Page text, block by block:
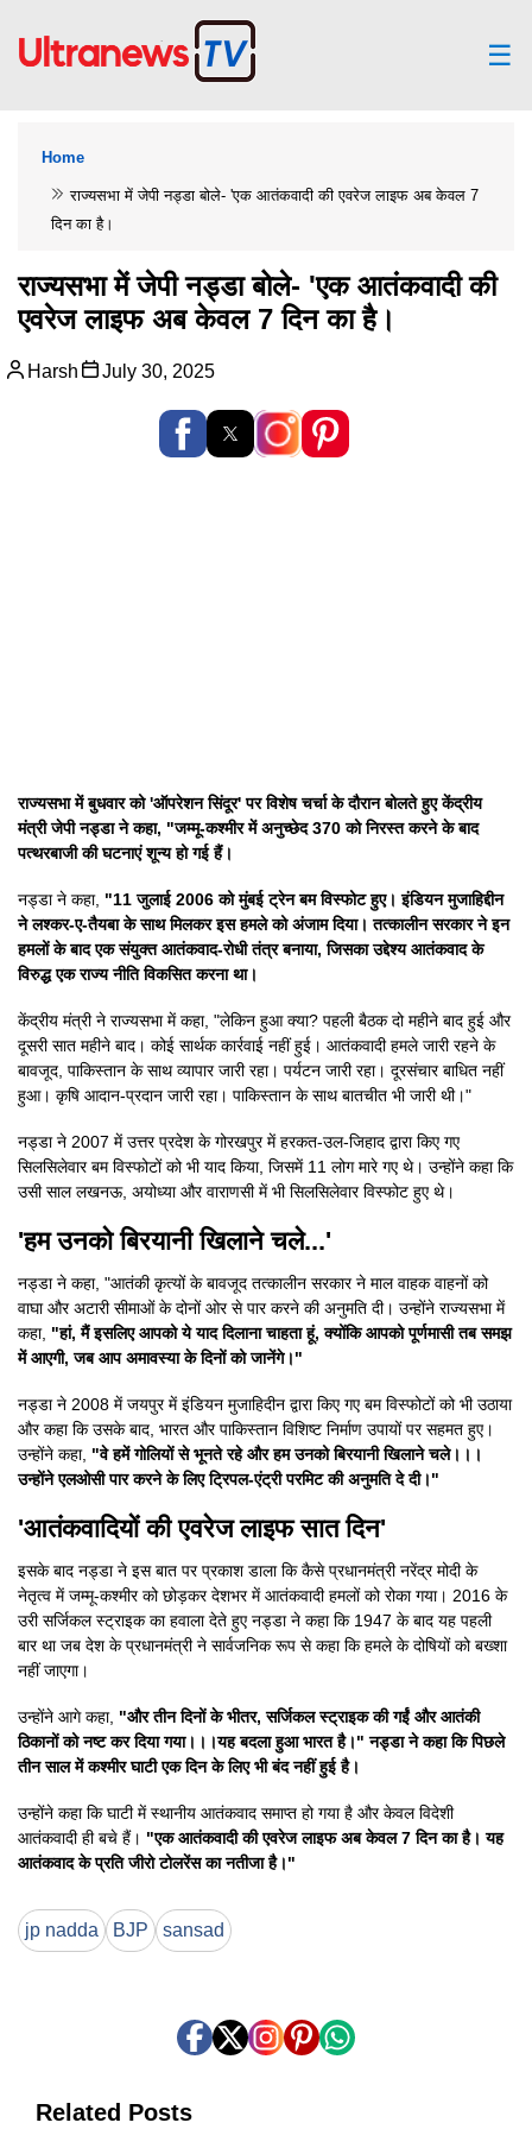
☰
Home
राज्यसभा में जेपी नड्डा बोले- 'एक आतंकवादी की एवरेज लाइफ अब केवल 7
दिन का है।
राज्यसभा में जेपी नड्डा बोले- 'एक आतंकवादी की
एवरेज लाइफ अब केवल 7 दिन का है।
Harsh July 30, 2025
राज्यसभा में बुधवार को 'ऑपरेशन सिंदूर' पर विशेष चर्चा के दौरान बोलते हुए केंद्रीय
मंत्री जेपी नड्डा ने कहा, "जम्मू-कश्मीर में अनुच्छेद 370 को निरस्त करने के बाद
पत्थरबाजी की घटनाएं शून्य हो गई हैं।
नड्डा ने कहा, "11 जुलाई 2006 को मुंबई ट्रेन बम विस्फोट हुए। इंडियन मुजाहिद्दीन
ने लश्कर-ए-तैयबा के साथ मिलकर इस हमले को अंजाम दिया। तत्कालीन सरकार ने इन
हमलों के बाद एक संयुक्त आतंकवाद-रोधी तंत्र बनाया, जिसका उद्देश्य आतंकवाद के
विरुद्ध एक राज्य नीति विकसित करना था।
केंद्रीय मंत्री ने राज्यसभा में कहा, "लेकिन हुआ क्या? पहली बैठक दो महीने बाद हुई और
दूसरी सात महीने बाद। कोई सार्थक कार्रवाई नहीं हुई। आतंकवादी हमले जारी रहने के
बावजूद, पाकिस्तान के साथ व्यापार जारी रहा। पर्यटन जारी रहा। दूरसंचार बाधित नहीं
हुआ। कृषि आदान-प्रदान जारी रहा। पाकिस्तान के साथ बातचीत भी जारी थी।"
नड्डा ने 2007 में उत्तर प्रदेश के गोरखपुर में हरकत-उल-जिहाद द्वारा किए गए
सिलसिलेवार बम विस्फोटों को भी याद किया, जिसमें 11 लोग मारे गए थे। उन्होंने कहा कि
उसी साल लखनऊ, अयोध्या और वाराणसी में भी सिलसिलेवार विस्फोट हुए थे।
'हम उनको बिरयानी खिलाने चले...'
नड्डा ने कहा, "आतंकी कृत्यों के बावजूद तत्कालीन सरकार ने माल वाहक वाहनों को
वाघा और अटारी सीमाओं के दोनों ओर से पार करने की अनुमति दी। उन्होंने राज्यसभा में
कहा, "हां, मैं इसलिए आपको ये याद दिलाना चाहता हूं, क्योंकि आपको पूर्णमासी तब समझ
में आएगी, जब आप अमावस्या के दिनों को जानेंगे।"
नड्डा ने 2008 में जयपुर में इंडियन मुजाहिदीन द्वारा किए गए बम विस्फोटों को भी उठाया
और कहा कि उसके बाद, भारत और पाकिस्तान विशिष्ट निर्माण उपायों पर सहमत हुए।
उन्होंने कहा, "वे हमें गोलियों से भूनते रहे और हम उनको बिरयानी खिलाने चले।।।
उन्होंने एलओसी पार करने के लिए ट्रिपल-एंट्री परमिट की अनुमति दे दी।"
'आतंकवादियों की एवरेज लाइफ सात दिन'
इसके बाद नड्डा ने इस बात पर प्रकाश डाला कि कैसे प्रधानमंत्री नरेंद्र मोदी के
नेतृत्व में जम्मू-कश्मीर को छोड़कर देशभर में आतंकवादी हमलों को रोका गया। 2016 के
उरी सर्जिकल स्ट्राइक का हवाला देते हुए नड्डा ने कहा कि 1947 के बाद यह पहली
बार था जब देश के प्रधानमंत्री ने सार्वजनिक रूप से कहा कि हमले के दोषियों को बख्शा
नहीं जाएगा।
उन्होंने आगे कहा, "और तीन दिनों के भीतर, सर्जिकल स्ट्राइक की गईं और आतंकी
ठिकानों को नष्ट कर दिया गया।।।यह बदला हुआ भारत है।" नड्डा ने कहा कि पिछले
तीन साल में कश्मीर घाटी एक दिन के लिए भी बंद नहीं हुई है।
उन्होंने कहा कि घाटी में स्थानीय आतंकवाद समाप्त हो गया है और केवल विदेशी
आतंकवादी ही बचे हैं। "एक आतंकवादी की एवरेज लाइफ अब केवल 7 दिन का है। यह
आतंकवाद के प्रति जीरो टोलरेंस का नतीजा है।"
jp nadda BJP sansad
Related Posts